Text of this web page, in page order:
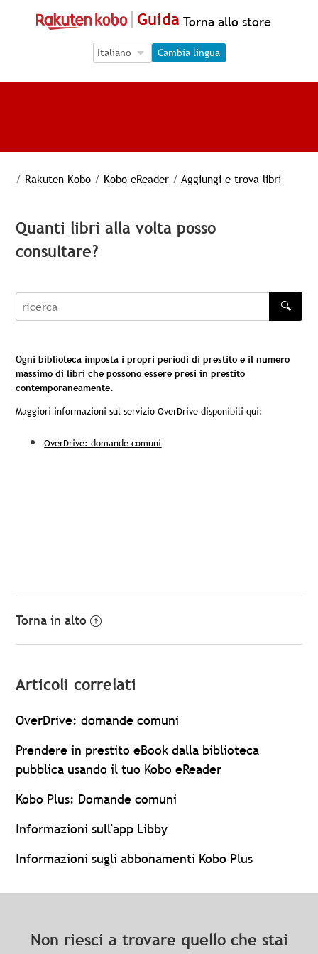
Guida Torna allo store
Language Selection
Language Selection
Cambia lingua
/ Rakuten Kobo / Kobo eReader / Aggiungi e trova libri
Quanti libri alla volta posso
consultare?
recherche
🔍
Ogni biblioteca imposta i propri periodi di prestito e il numero
massimo di libri che possono essere presi in prestito
contemporaneamente.
Maggiori informazioni sul servizio OverDrive disponibili qui:
OverDrive: domande comuni
Torna in alto
Articoli correlati
OverDrive: domande comuni
Prendere in prestito eBook dalla biblioteca
pubblica usando il tuo Kobo eReader
Kobo Plus: Domande comuni
Informazioni sull'app Libby
Informazioni sugli abbonamenti Kobo Plus
Non riesci a trovare quello che stai